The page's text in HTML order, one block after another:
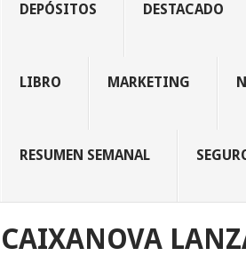
DEPÓSITOS DESTACADO
LIBRO MARKETING
RESUMEN SEMANAL
CAIXANOVA